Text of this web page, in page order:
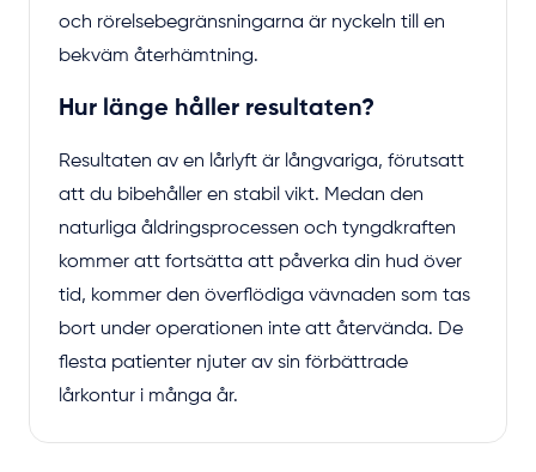
och rörelsebegränsningarna är nyckeln till en
bekväm återhämtning.
Hur länge håller resultaten?
Resultaten av en lårlyft är långvariga, förutsatt
att du bibehåller en stabil vikt. Medan den
naturliga åldringsprocessen och tyngdkraften
kommer att fortsätta att påverka din hud över
tid, kommer den överflödiga vävnaden som tas
bort under operationen inte att återvända. De
flesta patienter njuter av sin förbättrade
lårkontur i många år.